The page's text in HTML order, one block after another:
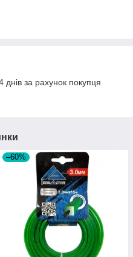
за рахунок покупця
–60%